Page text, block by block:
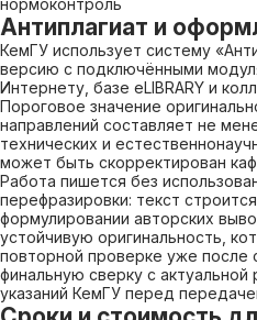
нормоконтроль
Антиплагиат и
КемГУ использует систему
версию с подключёнными
Интернету, базе eLIBRARY и
Пороговое значение
направлений составляет не
технических и
может быть скорректирован
Работа пишется без
перефразировки: текст
формулировании авторских
устойчивую оригинальность,
повторной проверке уже
финальную сверку с
указаний КемГУ перед